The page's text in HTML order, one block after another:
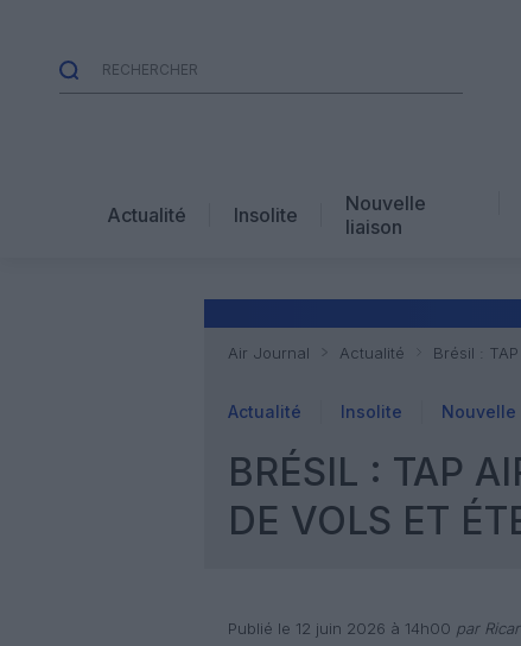
Actualité Insolite
Nouvelle
liaison
Air Journal Actualité Brésil :
Actualité Insolite Nouvelle
BRÉSIL : TAP
DE VOLS ET
Publié le 12 juin 2026 à 14h00 par